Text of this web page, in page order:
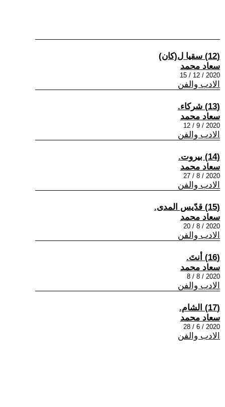
(12) سقيا ل(كان)
سعاد محمد
2020 / 12 / 15
الادب والفن
(13) شركاء.
سعاد محمد
2020 / 9 / 12
الادب والفن
(14) بيروت.
سعاد محمد
2020 / 8 / 27
الادب والفن
(15) قدّيس المدى.
سعاد محمد
2020 / 8 / 20
الادب والفن
(16) أنتَ.
سعاد محمد
2020 / 8 / 8
الادب والفن
(17) الشام.
سعاد محمد
2020 / 6 / 28
الادب والفن